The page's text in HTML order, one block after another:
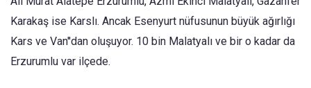
Karakaş ise Karslı. Ancak Esenyurt nüfusunun büyük ağırlığı
Kars ve Van''dan oluşuyor. 10 bin Malatyalı ve bir o kadar da
Erzurumlu var ilçede.